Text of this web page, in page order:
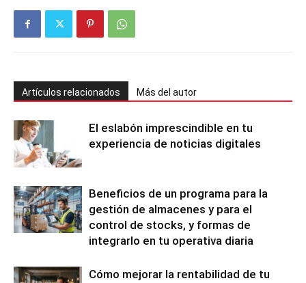
Artículos relacionados Más del autor
El eslabón imprescindible en tu
experiencia de noticias digitales
Beneficios de un programa para la
gestión de almacenes y para el
control de stocks, y formas de
integrarlo en tu operativa diaria
Cómo mejorar la rentabilidad de tu